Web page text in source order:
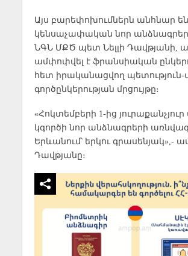
Այս բարեփոխումներն անհնար
կենսաչափական նոր
ՆԳՆ ՄՔԾ պետ Նելլի Դավթյանի,
ամփոփվել է ֆրանսիական
հետ իրականացվող
գործընկերության մրցույթը։
«Հոկտեմբերի 1-ից
կգործի նոր անձնագրերի
Երևանում՝ երկու գրասենյակ»,-
Դավթյանը։